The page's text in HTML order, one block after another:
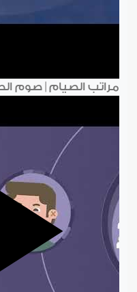
مراتب الصيام | صوم